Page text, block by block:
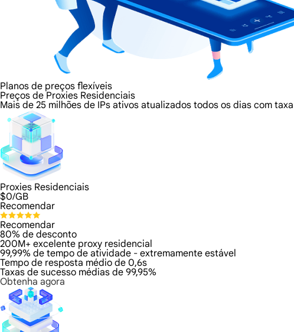
Planos de preços flexíveis
Preços de Proxies Residenciais
Mais de 25 milhões de IPs ativos atualizados todos os dias com
Proxies Residenciais
$0/GB
Recomendar
Recomendar
80% de desconto
200M+ excelente proxy residencial
99,99% de tempo de atividade - extremamente estável
Tempo de resposta médio de 0,6s
Taxas de sucesso médias de 99,95%
Obtenha agora